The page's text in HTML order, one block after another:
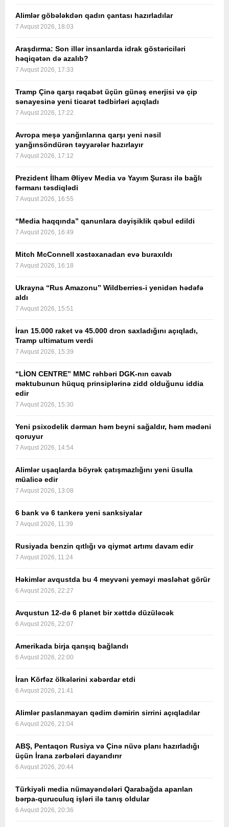
Alimlər göbələkdən qadın çantası hazırladılar
7 Avqust 2026, 18:03
Araşdırma: Son illər insanlarda idrak göstəriciləri
həqiqətən də azalıb?
7 Avqust 2026, 17:33
Tramp Çinə qarşı rəqabət üçün günəş enerjisi və çip
sənayesinə yeni ticarət tədbirləri açıqladı
7 Avqust 2026, 17:22
Avropa meşə yanğınlarına qarşı yeni nəsil
yanğınsöndürən təyyarələr hazırlayır
7 Avqust 2026, 17:12
Prezident İlham Əliyev Media və Yayım Şurası ilə bağlı
fərmanı təsdiqlədi
7 Avqust 2026, 16:55
“Media haqqında” qanunlara dəyişiklik qəbul edildi
7 Avqust 2026, 16:49
Mitch McConnell xəstəxanadan evə buraxıldı
7 Avqust 2026, 16:18
Ukrayna “Rus Amazonu” Wildberries-i yenidən hədəfə
aldı
7 Avqust 2026, 15:51
İran 15.000 raket və 45.000 dron saxladığını açıqladı,
Tramp ultimatum verdi
7 Avqust 2026, 15:39
“LİON CENTRE” MMC rəhbəri DGK-nın cavab
məktubunun hüquq prinsiplərinə zidd olduğunu iddia
edir
7 Avqust 2026, 15:30
Yeni psixodelik dərman həm beyni sağaldır, həm mədəni
qoruyur
7 Avqust 2026, 14:54
Alimlər uşaqlarda böyrək çatışmazlığını yeni üsulla
müalicə edir
7 Avqust 2026, 13:08
6 bank və 6 tankerə yeni sanksiyalar
7 Avqust 2026, 11:39
Rusiyada benzin qıtlığı və qiymət artımı davam edir
7 Avqust 2026, 11:24
Həkimlər avqustda bu 4 meyvəni yeməyi məsləhət görür
6 Avqust 2026, 22:27
Avqustun 12-də 6 planet bir xəttdə düzüləcək
6 Avqust 2026, 22:07
Amerikada birja qarışıq bağlandı
6 Avqust 2026, 22:00
İran Körfəz ölkələrini xəbərdar etdi
6 Avqust 2026, 21:41
Alimlər paslanmayan qədim dəmirin sirrini açıqladılar
6 Avqust 2026, 21:04
ABŞ, Pentaqon Rusiya və Çinə nüvə planı hazırladığı
üçün İrana zərbələri dayandırır
6 Avqust 2026, 20:44
Türkiyəli media nümayəndələri Qarabağda aparılan
bərpa-quruculuq işləri ilə tanış oldular
6 Avqust 2026, 20:36